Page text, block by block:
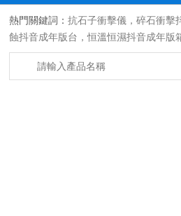
熱門關鍵詞：抗石子衝擊儀，碎石衝擊
蝕抖音成年版台，恒溫恒濕抖音成年版
耐氣候老化抖音成年版箱,氙燈老化抖
箱，淋雨抖音成年版箱，汽車內飾材料